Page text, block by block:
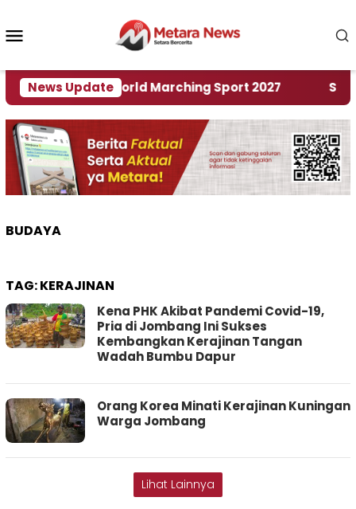
konten
News Update
Rumah World Marching Sport 2027 ‎Soal
BUDAYA
TAG:KERAJINAN
Kena PHK Akibat Pandemi Covid-19,
Pria di Jombang Ini Sukses
Kembangkan Kerajinan Tangan
Wadah Bumbu Dapur
Orang Korea Minati Kerajinan Kuningan
Warga Jombang
Lihat Lainnya